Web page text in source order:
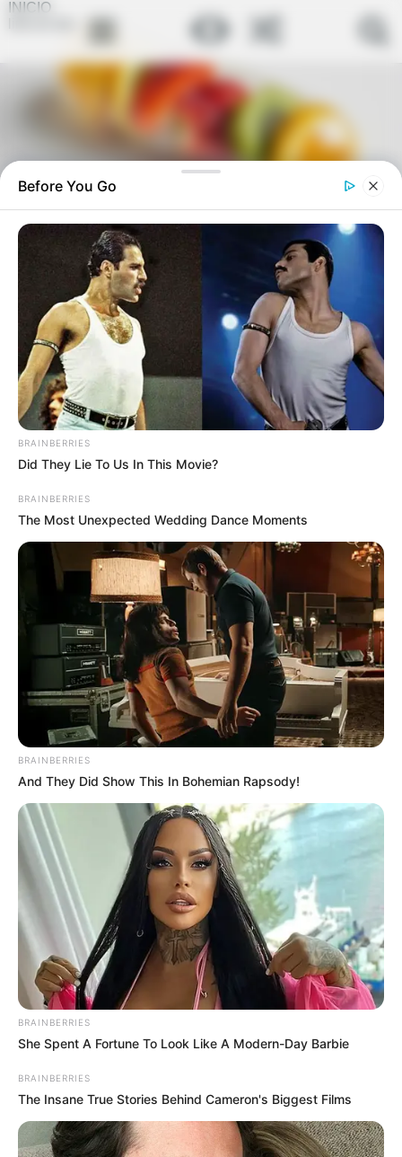
INICIO
Hay personas que están tomando té
de laurel en ayunas y no es por
casualidad
Before You Go
BRAINBERRIES
Did They Lie To Us In This Movie?
BRAINBERRIES
The Most Unexpected Wedding Dance Moments
BRAINBERRIES
And They Did Show This In Bohemian Rapsody!
BRAINBERRIES
She Spent A Fortune To Look Like A Modern-Day Barbie
BRAINBERRIES
The Insane True Stories Behind Cameron's Biggest Films